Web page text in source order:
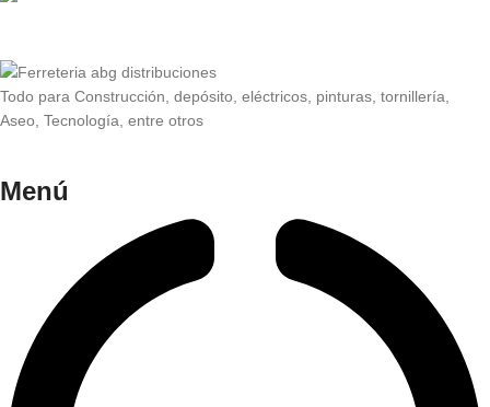
Todo para Construcción, depósito, eléctricos, pinturas, tornillería,
Aseo, Tecnología, entre otros
Menú